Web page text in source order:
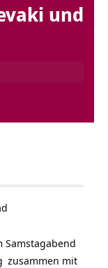
und
Samstagabend
zusammen mit